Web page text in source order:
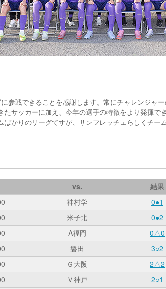
参戦できることを感謝します。常にチャレンジャ
たサッカーに加え、今年の選手の特徴をより発揮で
ばかりのリーグですが、サンフレッチェらしくチー
vs. 結果
神村学 0●1
米子北 0●2
A福岡 0△0
磐田 3○2
Ｇ大阪 2△2
Ｖ神戸 2○1